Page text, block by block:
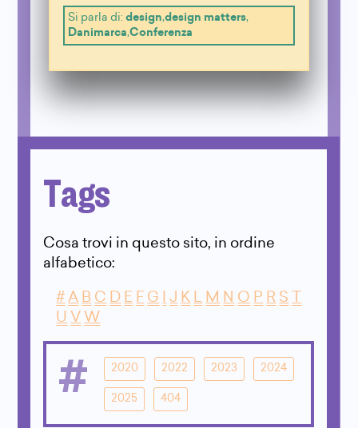
Si parla di: design,design matters,
Danimarca,Conferenza
Tags
Cosa trovi in questo sito, in ordine
alfabetico:
# A B C D E F G J K L M N O P R S
U V W
# 2020 2022 2023 2024
2025 404